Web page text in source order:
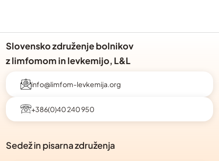
Slovensko združenje bolnikov
z limfomom in levkemijo, L&L
info@limfom-levkemija.org
+386(0)40 240 950
Sedež in pisarna združenja